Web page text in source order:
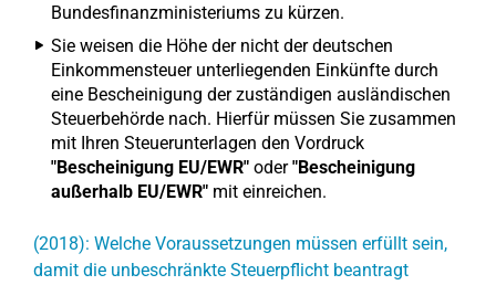
Bundesfinanzministeriums zu kürzen.
Sie weisen die Höhe der nicht der deutschen
Einkommensteuer unterliegenden Einkünfte durch
eine Bescheinigung der zuständigen ausländischen
Steuerbehörde nach. Hierfür müssen Sie zusammen
mit Ihren Steuerunterlagen den Vordruck
"Bescheinigung EU/EWR" oder"Bescheinigung
außerhalb EU/EWR" mit einreichen.
(2018): Welche Voraussetzungen müssen erfüllt sein,
damit die unbeschränkte Steuerpflicht beantragt